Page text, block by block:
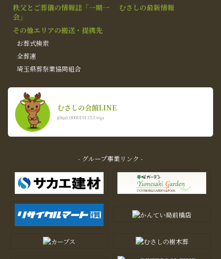
秩父とご葬儀の情報誌「一期一
会」
むさしの最新情報
その他エリアの搬送・提携先
お葬式検索
全葬連
埼玉県葬祭業協同組合
むさしの会館LINE
@xat.0000191353.vqa
- グループ事業リンク -